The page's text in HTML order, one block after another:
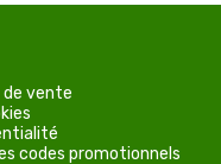
de vente
codes promotionnels